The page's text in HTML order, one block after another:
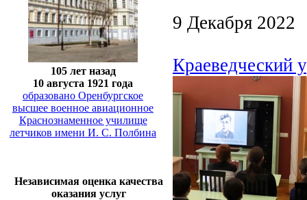
105 лет назад
10 августа 1921 года
образовано Оренбургское
высшее военное авиационное
Краснознаменное училище
летчиков имени И. С. Полбина
Независимая оценка качества
оказания услуг
9 Декабря 2022
Краеведческий